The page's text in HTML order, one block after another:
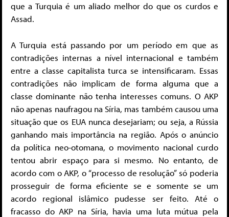
que a Turquia é um aliado melhor do que os curdos e
Assad.
A Turquia está passando por um período em que as
contradições internas a nível internacional e também
entre a classe capitalista turca se intensificaram. Essas
contradições não implicam de forma alguma que a
classe dominante não tenha interesses comuns. O AKP
não apenas naufragou na Síria, mas também causou uma
situação que os EUA nunca desejariam; ou seja, a Rússia
ganhando mais importância na região. Após o anúncio
da política neo-otomana, o movimento nacional curdo
tentou abrir espaço para si mesmo. No entanto, de
acordo com o AKP, o “processo de resolução” só poderia
prosseguir de forma eficiente se e somente se um
acordo regional islâmico pudesse ser feito. Até o
fracasso do AKP na Síria, havia uma luta mútua pela